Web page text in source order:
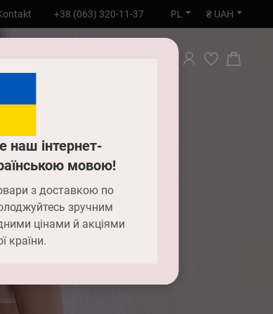
наш інтернет-
мовою!
з доставкою по
зручним
цінами й акціями
країни.
+38 (063) 320-11-37 PL ₴ UAH